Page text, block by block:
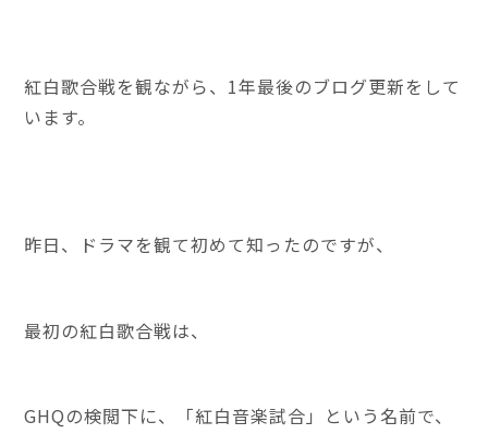
紅白歌合戦を観ながら、1年最後のブログ更新をして
います。
昨日、ドラマを観て初めて知ったのですが、
最初の紅白歌合戦は、
GHQの検閲下に、「紅白音楽試合」という名前で、